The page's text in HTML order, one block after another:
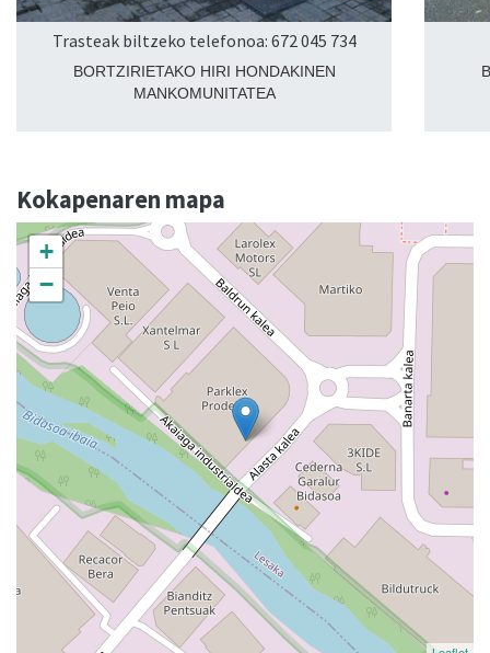
Trasteak biltzeko telefonoa: 672 045 734
BORTZIRIETAKO HIRI HONDAKINEN
MANKOMUNITATEA
Kokapenaren mapa
+
−